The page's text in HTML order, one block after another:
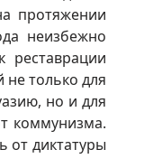
протяжении
неизбежно
реставрации
не только для
но и для
коммунизма.
от диктатуры